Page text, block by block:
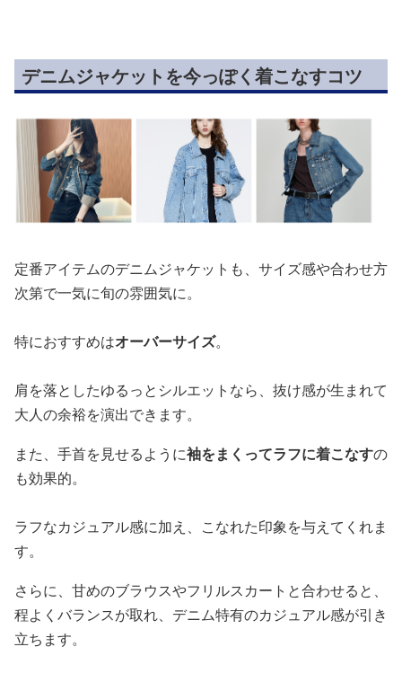
デニムジャケットを今っぽく着こなすコツ
定番アイテムのデニムジャケットも、サイズ感や合わせ方
次第で一気に旬の雰囲気に。
特におすすめはオーバーサイズ。
肩を落としたゆるっとシルエットなら、抜け感が生まれて
大人の余裕を演出できます。
また、手首を見せるように袖をまくってラフに着こなすの
も効果的。
ラフなカジュアル感に加え、こなれた印象を与えてくれま
す。
さらに、甘めのブラウスやフリルスカートと合わせると、
程よくバランスが取れ、デニム特有のカジュアル感が引き
立ちます。